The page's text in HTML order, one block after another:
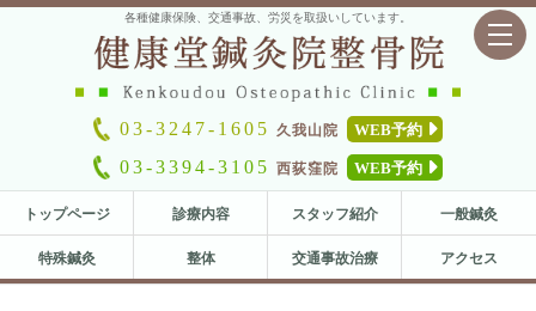
各種健康保険、交通事故、労災を取扱いしています。
03-3247-1605 久我山院 WEB予約
03-3394-3105 西荻窪院 WEB予約
トップページ 診療内容 スタッフ紹介 一般鍼灸
特殊鍼灸 整体 交通事故治療 アクセス